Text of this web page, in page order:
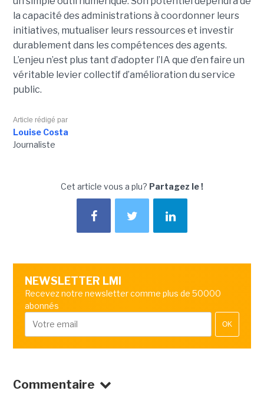
la capacité des administrations à coordonner leurs
initiatives, mutualiser leurs ressources et investir
durablement dans les compétences des agents.
L’enjeu n’est plus tant d’adopter l’IA que d’en faire un
véritable levier collectif d’amélioration du service
public.
Article rédigé par
Louise Costa
Journaliste
Cet article vous a plu? Partagez le !
NEWSLETTER LMI
Recevez notre newsletter comme plus de 50000
abonnés
OK
Commentaire